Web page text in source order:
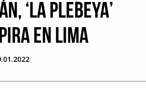
‘LA PLEBEYA’
EN LIMA